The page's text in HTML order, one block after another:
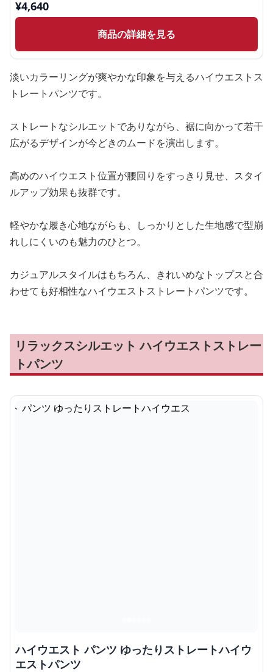
¥4,640
商品の詳細を見る
淡いカラーリングが爽やかな印象を与えるハイウエストス
トレートパンツです。
ストレートなシルエットでありながら、裾に向かって若干
広がるデザインが今どきのムードを演出します。
高めのハイウエスト位置が腰回りをすっきり見せ、スタイ
ルアップ効果も抜群です。
軽やかな履き心地ながらも、しっかりとした生地感で型崩
れしにくいのも魅力のひとつ。
カジュアルスタイルはもちろん、きれいめなトップスと合
わせても好相性なハイウエストストレートパンツです。
リラックスシルエット ハイウエストストレー
トパンツ
ハイウエスト パンツ ゆったりストレートハイウ
エストパンツ